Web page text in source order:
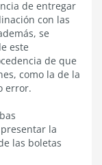
de entregar
con las
se
este
de que
como la de la
error.
la
las boletas